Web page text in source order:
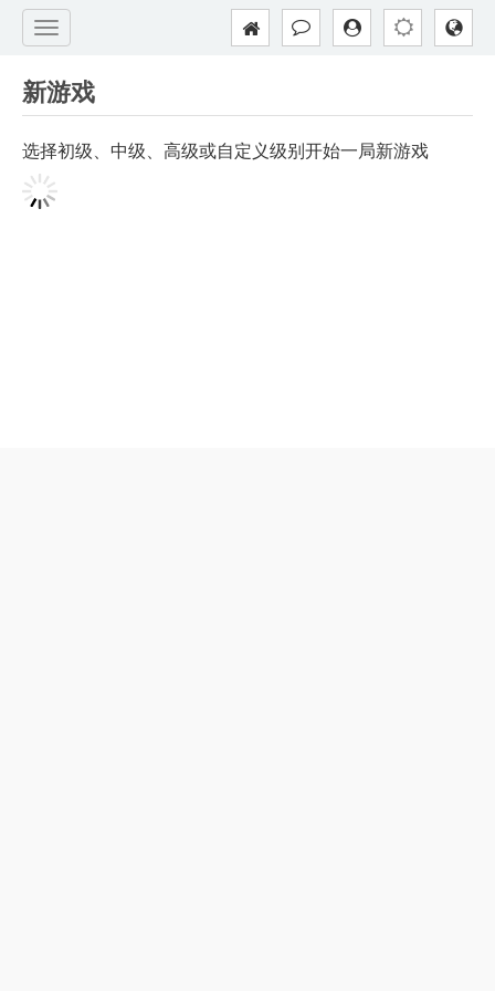
新游戏
选择初级、中级、高级或自定义级别开始一局新游戏